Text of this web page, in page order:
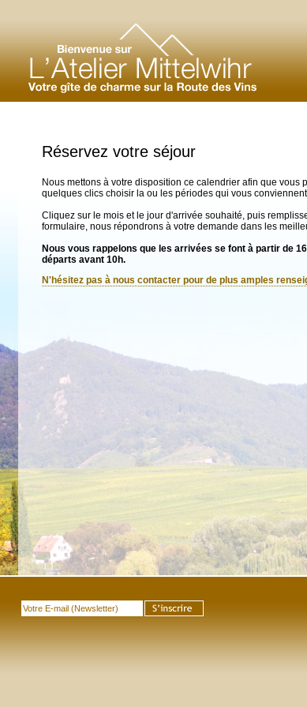
Réservez votre séjour
Nous mettons à votre disposition ce calendrier afin que vous
quelques clics choisir la ou les périodes qui vous
Cliquez sur le mois et le jour d'arrivée souhaité, puis
formulaire, nous répondrons à votre demande dans les
Nous vous rappelons que les arrivées se font à partir de
départs avant 10h.
N'hésitez pas à nous contacter pour de plus amples